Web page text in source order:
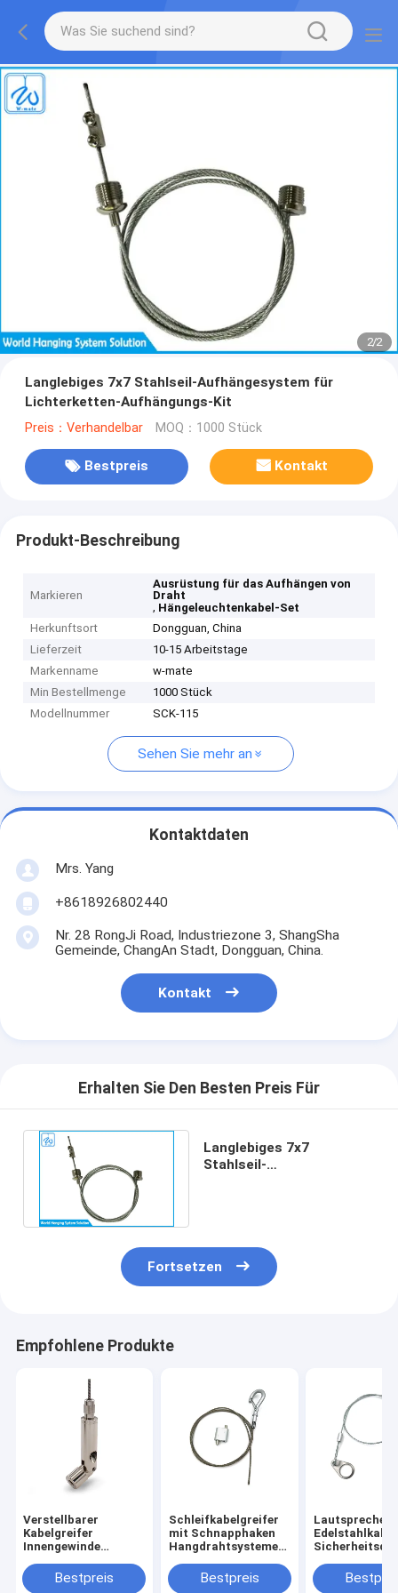
2/2
Langlebiges 7x7 Stahlseil-Aufhängesystem für
Lichterketten-Aufhängungs-Kit
Preis：Verhandelbar MOQ：1000 Stück
Bestpreis Kontakt
Produkt-Beschreibung
Markieren
Ausrüstung für das Aufhängen von
Draht
, Hängeleuchtenkabel-Set
Herkunftsort
Dongguan, China
Lieferzeit
10-15 Arbeitstage
Markenname
w-mate
Min Bestellmenge
1000 Stück
Modellnummer
SCK-115
Sehen Sie mehr an
Kontaktdaten
Mrs. Yang
+8618926802440
Nr. 28 RongJi Road, Industriezone 3, ShangSha
Gemeinde, ChangAn Stadt, Dongguan, China.
Kontakt
Erhalten Sie Den Besten Preis Für
Langlebiges 7x7
Stahlseil-
Fortsetzen
Empfohlene Produkte
Verstellbarer
Kabelgreifer
Innengewinde
für Akustikplatten
Deckenaufhängung
Bestpreis
Schleifkabelgreifer
mit Schnapphaken
Hangdrahtsysteme
Suspensionsdrahtkits
Bestpreis
Edelstahlkabel
Lautsprecher
Decke oder an